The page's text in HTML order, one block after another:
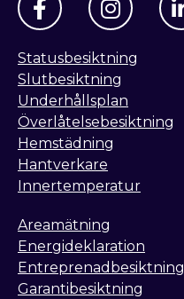
Areamätning
Energideklaration
Entreprenadbesiktning
Garantibesiktning
Statusbesiktning
Slutbesiktning
Underhållsplan
Överlåtelsebesiktning
Hemstädning
Hantverkare
Innertemperatur